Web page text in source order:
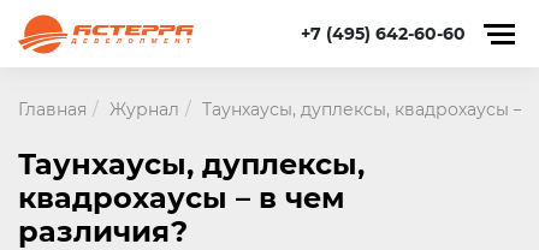
+7 (495) 642-60-60
Главная Журнал Таунхаусы, дуплексы, квадрохаусы –
Таунхаусы, дуплексы,
квадрохаусы – в чем
различия?